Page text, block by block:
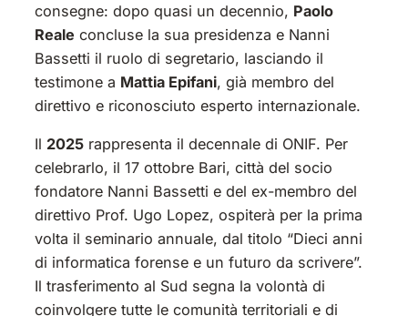
consegne: dopo quasi un decennio, Paolo
Reale concluse la sua presidenza e Nanni
Bassetti il ruolo di segretario, lasciando il
testimone a Mattia Epifani, già membro del
direttivo e riconosciuto esperto internazionale.
Il 2025 rappresenta il decennale di ONIF. Per
celebrarlo, il 17 ottobre Bari, città del socio
fondatore Nanni Bassetti e del ex-membro del
direttivo Prof. Ugo Lopez, ospiterà per la prima
volta il seminario annuale, dal titolo “Dieci anni
di informatica forense e un futuro da scrivere”.
Il trasferimento al Sud segna la volontà di
coinvolgere tutte le comunità territoriali e di